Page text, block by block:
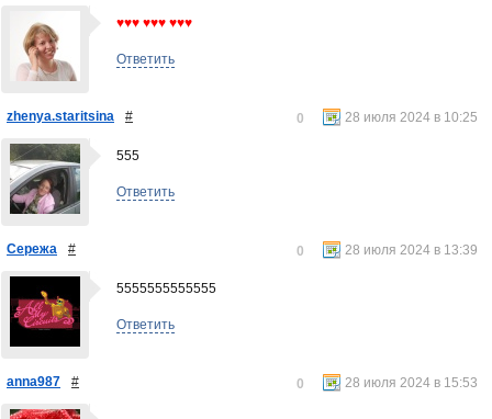
♥♥♥ ♥♥♥ ♥♥♥
Ответить
zhenya.staritsina # 28 июля 2024 в 10:25
0
555
Ответить
Сережа # 28 июля 2024 в 13:39
0
5555555555555
Ответить
anna987 # 28 июля 2024 в 15:53
0